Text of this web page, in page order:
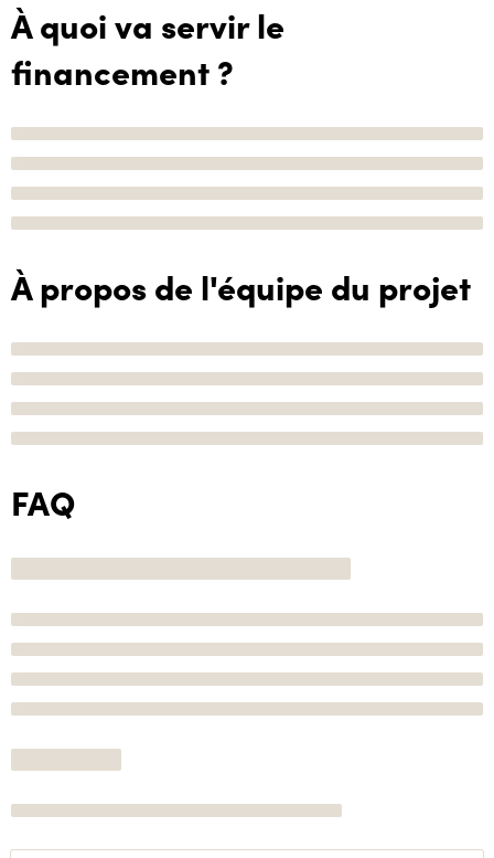
À quoi va servir le
financement ?
À propos de l'équipe du projet
FAQ